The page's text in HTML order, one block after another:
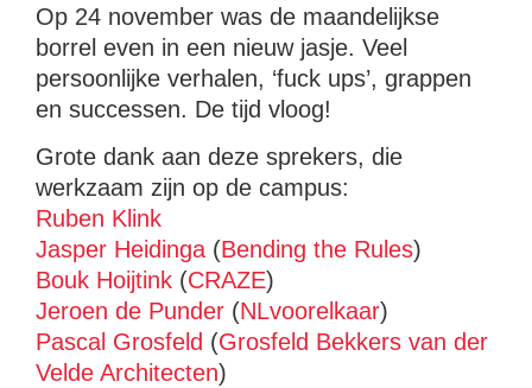
Op 24 november was de maandelijkse
borrel even in een nieuw jasje. Veel
persoonlijke verhalen, ‘fuck ups’, grappen
en successen. De tijd vloog!
Grote dank aan deze sprekers, die
werkzaam zijn op de campus:
Ruben Klink
Jasper Heidinga (Bending the Rules)
Bouk Hoijtink (CRAZE)
Jeroen de Punder (NLvoorelkaar)
Pascal Grosfeld (Grosfeld Bekkers van der
Velde Architecten)